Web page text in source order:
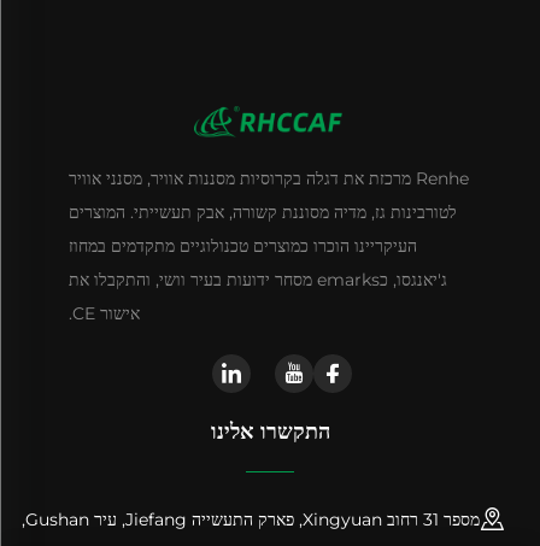
Renhe מרכזת את דגלה בקרוסיות מסננות אוויר, מסנני אוויר
לטורבינות גז, מדיה מסוננת קשורה, אבק תעשייתי. המוצרים
העיקריינו הוכרו כמוצרים טכנולוגיים מתקדמים במחוז
ג'יאנגסו, כemarks מסחר ידועות בעיר וושי, והתקבלו את
אישור CE.
התקשרו אלינו
מספר 31 רחוב Xingyuan, פארק התעשייה Jiefang, עיר Gushan,